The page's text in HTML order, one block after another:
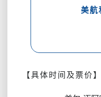
美航
【具体时间及票价】